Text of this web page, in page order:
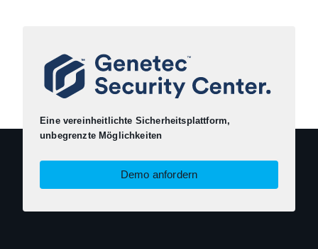
Eine vereinheitlichte Sicherheitsplattform,
unbegrenzte Möglichkeiten
Demo anfordern